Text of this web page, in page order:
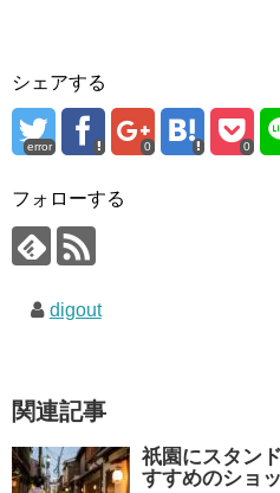
e
b
o
o
k
er
a
シェアする
error 0 0
フォローする
digout
関連記事
祇園にスタン
すすめのショ